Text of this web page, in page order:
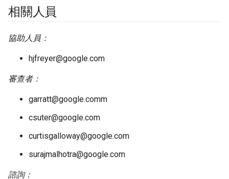
相關人員
協助人員：
hjfreyer@google.com
審查者：
garratt@google.comm
csuter@google.com
curtisgalloway@google.com
surajmalhotra@google.com
諮詢：